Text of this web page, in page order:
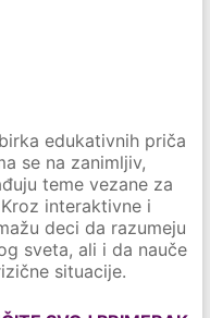
edukativnih priča
se na zanimljiv,
teme vezane za
interaktivne i
deci da razumeju
sveta, ali i da nauče
situacije.